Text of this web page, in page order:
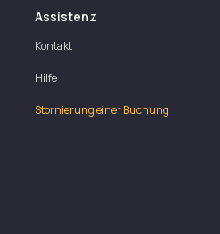
Assistenz
Kontakt
Hilfe
Stornierung einer Buchung